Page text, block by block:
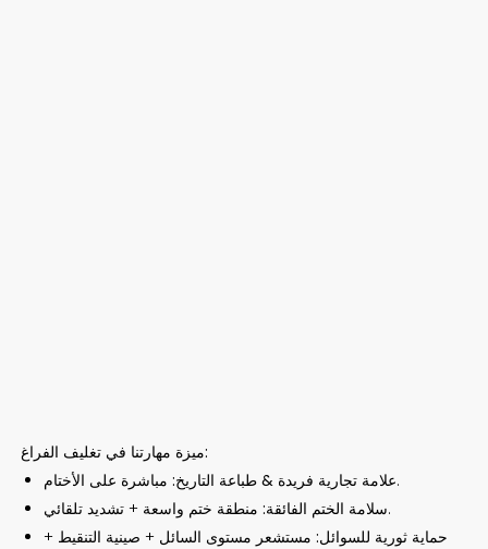
ميزة مهارتنا في تغليف الفراغ:
علامة تجارية فريدة & طباعة التاريخ:مباشرة على الأختام.
سلامة الختم الفائقة:منطقة ختم واسعة + تشديد تلقائي.
حماية ثورية للسوائل: مستشعر مستوى السائل + صينية التنقيط +